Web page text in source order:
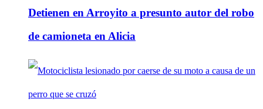
Detienen en Arroyito a presunto autor del robo
de camioneta en Alicia